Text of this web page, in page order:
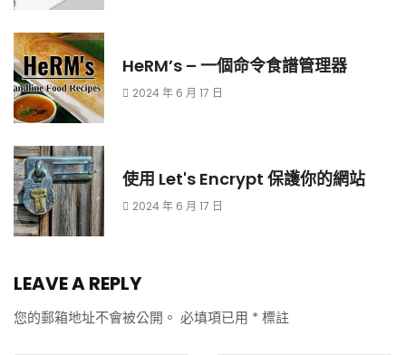
HeRM’s – 一個命令食譜管理器
2024 年 6 月 17 日
使用 Let's Encrypt 保護你的網站
2024 年 6 月 17 日
LEAVE A REPLY
您的郵箱地址不會被公開。 必填項已用 * 標註